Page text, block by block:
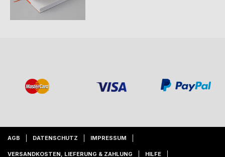
AGB DATENSCHUTZ IMPRESSUM
VERSANDKOSTEN, LIEFERUNG & ZAHLUNG HILFE